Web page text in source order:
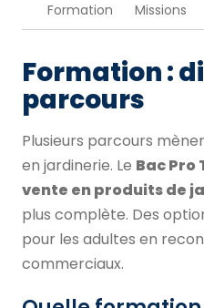
Formation Missions
Formation :
parcours
Plusieurs parcours
en jardinerie. Le Bac Pro
vente en produits de
plus complète. Des
pour les adultes en
commerciaux.